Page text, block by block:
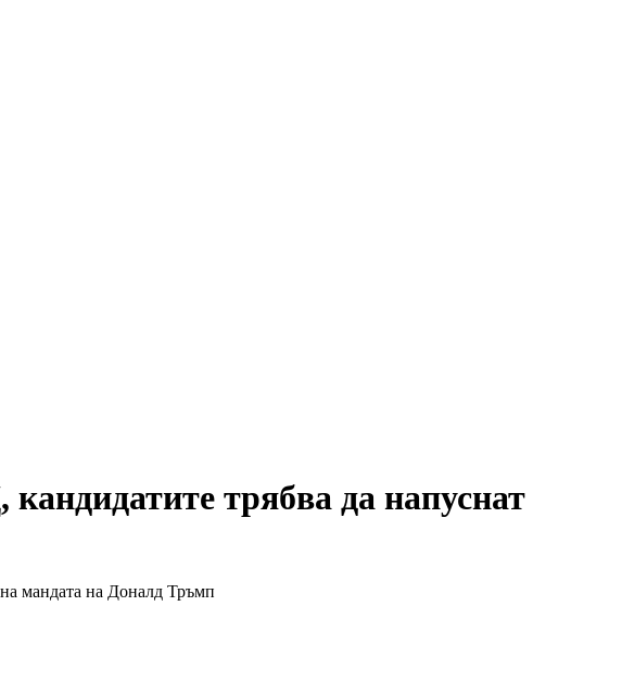
трябва да напуснат
мандата на Доналд Тръмп